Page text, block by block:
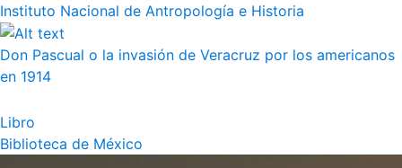
Instituto Nacional de Antropología e Historia
Don Pascual o la invasión de Veracruz por los americanos
en 1914
Libro
Biblioteca de México